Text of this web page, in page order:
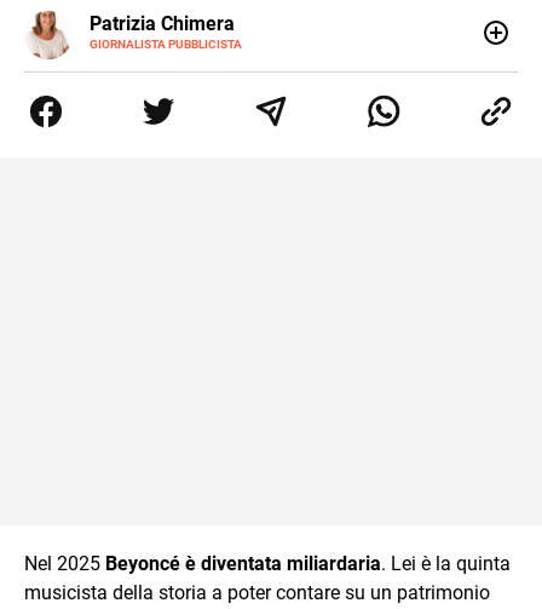
Patrizia Chimera
GIORNALISTA PUBBLICISTA
E-
MAIL
LINKEDIN
collaborato con grandi gruppi editoriali e agenzie di
comunicazione specializzandosi nella scrittura di articoli
Nel 2025 Beyoncé è diventata miliardaria. Lei è la quinta
musicista della storia a poter contare su un patrimonio